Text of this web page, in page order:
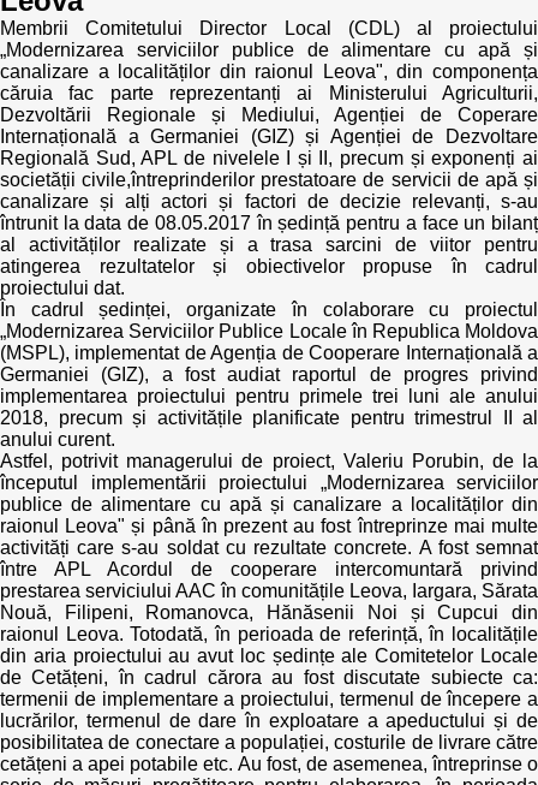
The best and the worst local policies in Moldova
Democracy, independence and transparency of key
public institutions in Moldova
Integrity of public procurement in Moldova
Public procurement
Membrii Comitetului Director Local (CDL) al proiectului
„Modernizarea serviciilor publice de alimentare cu apă și
canalizare a localităților din raionul Leova", din componența
căruia fac parte reprezentanți ai Ministerului Agriculturii,
Dezvoltării Regionale și Mediului, Agenției de Coperare
Internațională a Germaniei (GIZ) și Agenției de Dezvoltare
Regională Sud, APL de nivelele I și II, precum și exponenți ai
societății civile,întreprinderilor prestatoare de servicii de apă și
canalizare și alți actori și factori de decizie relevanți, s-au
întrunit la data de 08.05.2017 în ședință pentru a face un bilanț
al activităților realizate și a trasa sarcini de viitor pentru
atingerea rezultatelor și obiectivelor propuse în cadrul
proiectului dat.
În cadrul ședinței, organizate în colaborare cu proiectul
„Modernizarea Serviciilor Publice Locale în Republica Moldova
(MSPL), implementat de Agenția de Cooperare Internațională a
Germaniei (GIZ), a fost audiat raportul de progres privind
implementarea proiectului pentru primele trei luni ale anului
2018, precum și activitățile planificate pentru trimestrul II al
anului curent.
Astfel, potrivit managerului de proiect, Valeriu Porubin, de la
începutul implementării proiectului „Modernizarea serviciilor
publice de alimentare cu apă și canalizare a localităților din
raionul Leova" și până în prezent au fost întreprinze mai multe
activități care s-au soldat cu rezultate concrete. A fost semnat
între APL Acordul de cooperare intercomuntară privind
prestarea serviciului AAC în comunitățile Leova, Iargara, Sărata
Nouă, Filipeni, Romanovca, Hănăsenii Noi și Cupcui din
raionul Leova. Totodată, în perioada de referință, în localitățile
din aria proiectului au avut loc ședințe ale Comitetelor Locale
de Cetățeni, în cadrul cărora au fost discutate subiecte ca:
termenii de implementare a proiectului, termenul de începere a
lucrărilor, termenul de dare în exploatare a apeductului și de
posibilitatea de conectare a populației, costurile de livrare către
cetățeni a apei potabile etc. Au fost, de asemenea, întreprinse o